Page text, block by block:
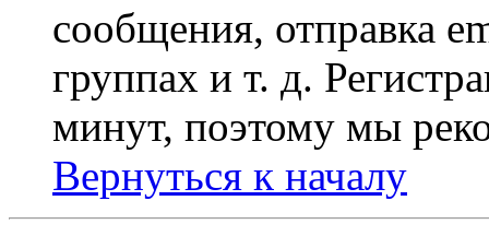
сообщения, отправка
группах и т. д.
минут, поэтому мы
Вернуться к началу